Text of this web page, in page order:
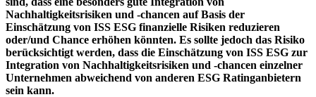
Nachhaltigkeitsrisiken und -chancen auf Basis der
Einschätzung von ISS ESG finanzielle Risiken reduzieren
oder/und Chance erhöhen könnten. Es sollte jedoch das Risiko
berücksichtigt werden, dass die Einschätzung von ISS ESG zur
Integration von Nachhaltigkeitsrisiken und -chancen einzelner
Unternehmen abweichend von anderen ESG Ratinganbietern
sein kann.